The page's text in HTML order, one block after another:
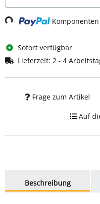
Loading...
Sofort verfügbar
Lieferzeit: 2 - 4
Frage zum Artikel
Auf
Beschreibung